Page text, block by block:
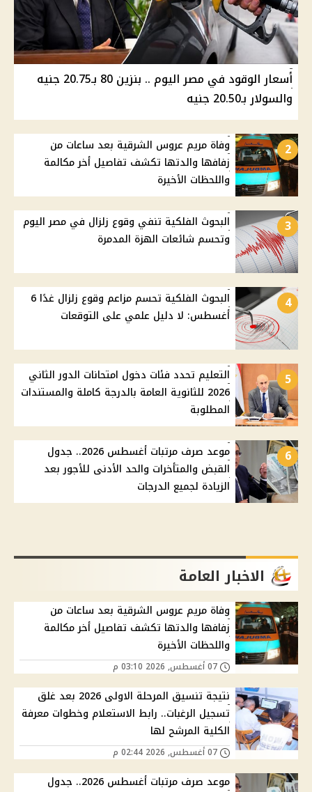
أسعار الوقود في مصر اليوم .. بنزين 80 بـ20.75 جنيه
والسولار بـ20.50 جنيه
2
وفاة مريم عروس الشرقية بعد ساعات من
زفافها والدتها تكشف تفاصيل أخر مكالمة
واللحظات الأخيرة
3
البحوث الفلكية تنفي وقوع زلزال في مصر اليوم
وتحسم شائعات الهزة المدمرة
4
البحوث الفلكية تحسم مزاعم وقوع زلزال غدًا 6
أغسطس: لا دليل علمي على التوقعات
5
التعليم تحدد فئات دخول امتحانات الدور الثاني
2026 للثانوية العامة بالدرجة كاملة والمستندات
المطلوبة
6
موعد صرف مرتبات أغسطس 2026.. جدول
القبض والمتأخرات والحد الأدنى للأجور بعد
الزيادة لجميع الدرجات
الاخبار العامة
وفاة مريم عروس الشرقية بعد ساعات من
زفافها والدتها تكشف تفاصيل أخر مكالمة
واللحظات الأخيرة
نتيجة تنسيق المرحلة الاولى 2026 بعد غلق
تسجيل الرغبات.. رابط الاستعلام وخطوات معرفة
الكلية المرشح لها
موعد صرف مرتبات أغسطس 2026.. جدول